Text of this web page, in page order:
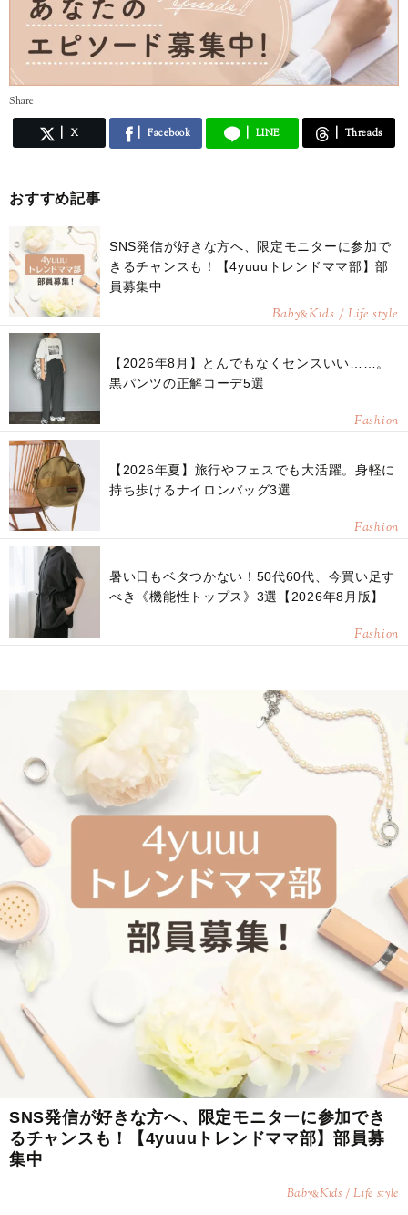
Share
X Facebook LINE Threads
おすすめ記事
SNS発信が好きな方へ、限定モニターに参加で
きるチャンスも！【4yuuuトレンドママ部】部
員募集中
Baby&Kids / Life style
【2026年8月】とんでもなくセンスいい……。
黒パンツの正解コーデ5選
Fashion
【2026年夏】旅行やフェスでも大活躍。身軽に
持ち歩けるナイロンバッグ3選
Fashion
暑い日もベタつかない！50代60代、今買い足す
べき《機能性トップス》3選【2026年8月版】
Fashion
SNS発信が好きな方へ、限定モニターに参加でき
るチャンスも！【4yuuuトレンドママ部】部員募
集中
Baby&Kids / Life style